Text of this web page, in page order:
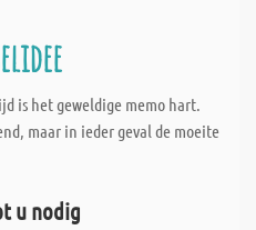
is het geweldige memo hart.
maar in ieder geval de moeite
u nodig